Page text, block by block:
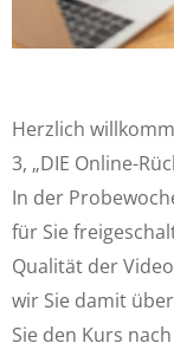
Herzlich
3, „DIE Online-
In der
für Sie
Qualität der
wir Sie damit
Sie den Kurs